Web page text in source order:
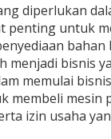
diperlukan
penting untuk
bahan
menjadi bisnis
memulai
membeli mesin
izin usaha